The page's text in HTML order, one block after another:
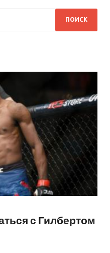
с Гилбертом